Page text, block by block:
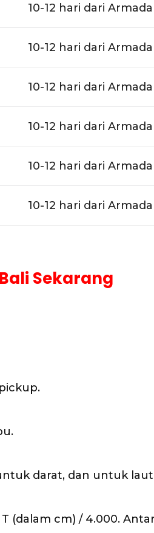
10-12 hari dari
10-12 hari dari
10-12 hari dari
10-12 hari dari
10-12 hari dari
10-12 hari dari
Sekarang
darat, dan untuk laut
(dalam cm) / 4.000.